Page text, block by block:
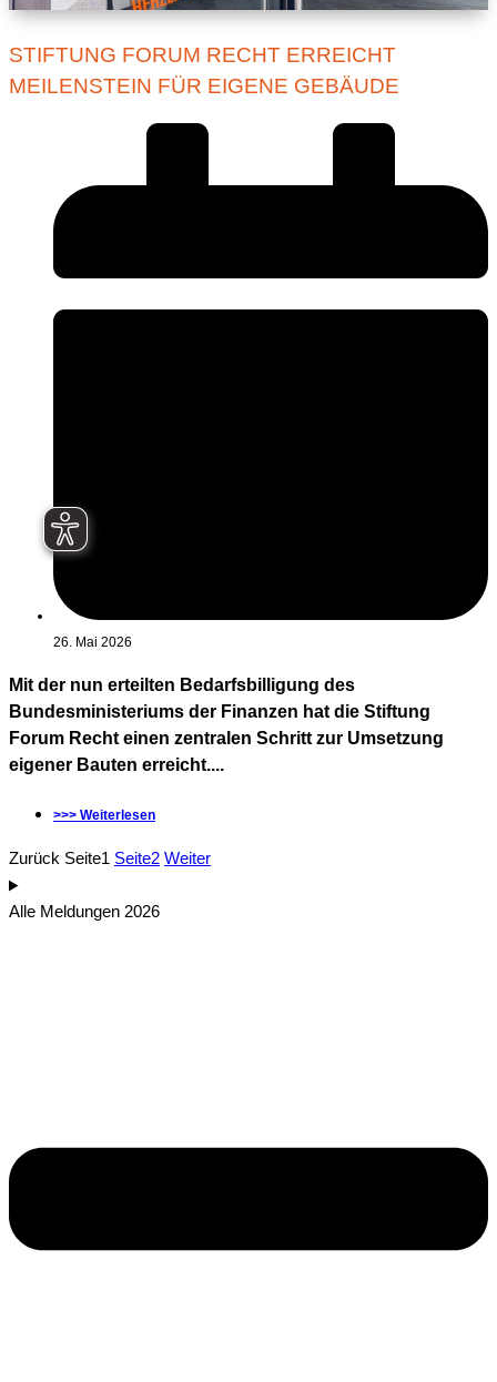
STIFTUNG FORUM RECHT ERREICHT
MEILENSTEIN FÜR EIGENE GEBÄUDE
26. Mai 2026
Mit der nun erteilten Bedarfsbilligung des
Bundesministeriums der Finanzen hat die Stiftung
Forum Recht einen zentralen Schritt zur Umsetzung
eigener Bauten erreicht....
>>> Weiterlesen
Zurück Seite1 Seite2 Weiter
Alle Meldungen 2026